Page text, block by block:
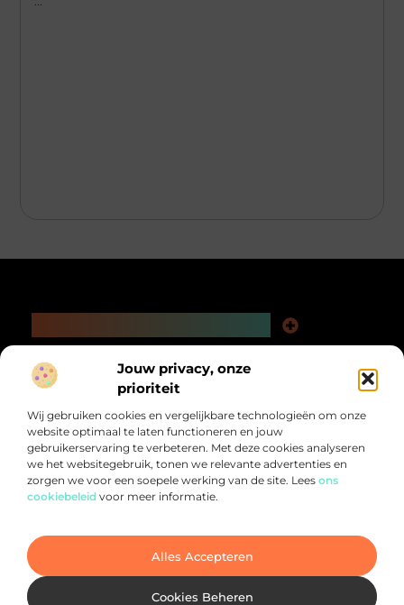
Jouw privacy, onze
prioriteit
Wij gebruiken cookies en vergelijkbare technologieën om onze
website optimaal te laten functioneren en jouw
gebruikerservaring te verbeteren. Met deze cookies analyseren
we het websitegebruik, tonen we relevante advertenties en
zorgen we voor een soepele werking van de site. Lees ons
cookiebeleid voor meer informatie.
Alles Accepteren
Cookies Beheren
@2025 All Right Reserved.
Design by
Bericht categorie